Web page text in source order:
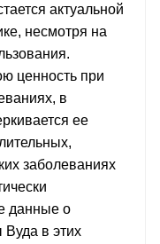
актуальной
несмотря на
ценность при
в
ее
заболеваниях
данные о
Вуда в этих